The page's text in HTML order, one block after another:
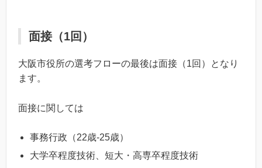
面接（1回）
大阪市役所の選考フローの最後は面接（1回）となり
ます。
面接に関しては
事務行政（22歳-25歳）
大学卒程度技術、短大・高専卒程度技術